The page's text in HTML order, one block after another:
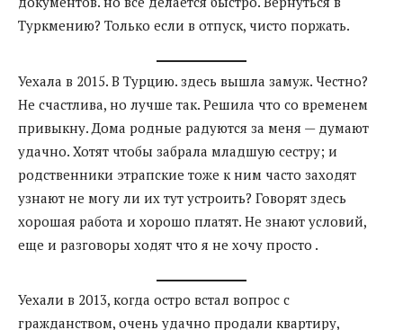
Туркмению? Только если в отпуск, чисто поржать.
Уехала в 2015. В Турцию. здесь вышла замуж. Честно?
Не счастлива, но лучше так. Решила что со временем
привыкну. Дома родные радуются за меня — думают
удачно. Хотят чтобы забрала младшую сестру; и
родственники этрапские тоже к ним часто заходят
узнают не могу ли их тут устроить? Говорят здесь
хорошая работа и хорошо платят. Не знают условий,
еще и разговоры ходят что я не хочу просто .
Уехали в 2013, когда остро встал вопрос с
гражданством, очень удачно продали квартиру,